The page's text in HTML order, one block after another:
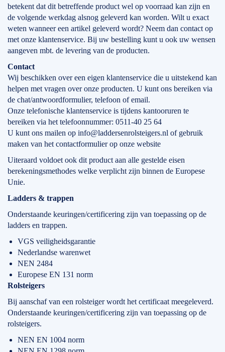
betekent dat dit betreffende product wel op voorraad kan zijn en
de volgende werkdag alsnog geleverd kan worden. Wilt u exact
weten wanneer een artikel geleverd wordt? Neem dan contact op
met onze klantenservice. Bij uw bestelling kunt u ook uw wensen
aangeven mbt. de levering van de producten.
Contact
Wij beschikken over een eigen klantenservice die u uitstekend kan
helpen met vragen over onze producten. U kunt ons bereiken via
de chat/antwoordformulier, telefoon of email.
Onze telefonische klantenservice is tijdens kantooruren te
bereiken via het telefoonnummer: 0511-40 25 64
U kunt ons mailen op info@laddersenrolsteigers.nl of gebruik
maken van het contactformulier op onze website
Uiteraard voldoet ook dit product aan alle gestelde eisen
berekeningsmethodes welke verplicht zijn binnen de Europese
Unie.
Ladders & trappen
Onderstaande keuringen/certificering zijn van toepassing op de
ladders en trappen.
VGS veiligheidsgarantie
Nederlandse warenwet
NEN 2484
Europese EN 131 norm
Rolsteigers
Bij aanschaf van een rolsteiger wordt het certificaat meegeleverd.
Onderstaande keuringen/certificering zijn van toepassing op de
rolsteigers.
NEN EN 1004 norm